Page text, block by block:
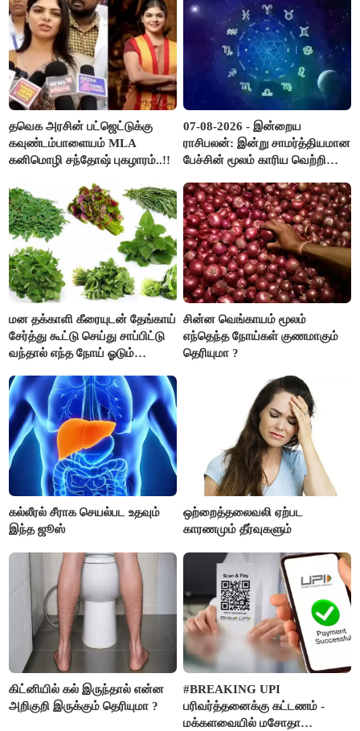
தவெக அரசின் பட்ஜெட்டுக்கு
கவுண்டம்பாளையம் MLA
கனிமொழி சந்தோஷ் புகழாரம்..!!
07-08-2026 - இன்றைய
ராசிபலன்: இன்று சாமர்த்தியமான
பேச்சின் மூலம் காரிய வெற்றி
பொறுப்புகளை ஒப்படைப்பதில்
கவனம் தேவை..!
மன தக்காளி கீரையுடன் தேங்காய்
சேர்த்து கூட்டு செய்து சாப்பிட்டு
வந்தால் எந்த நோய் ஓடும்
சின்ன வெங்காயம் மூலம்
எந்தெந்த நோய்கள் குணமாகும்
தெரியுமா ?
கல்லீரல் சீராக செயல்பட உதவும்
இந்த ஜூஸ்
ஒற்றைத்தலைவலி ஏற்பட
காரணமும் தீர்வுகளும்
கிட்னியில் கல் இருந்தால் என்ன
அறிகுறி இருக்கும் தெரியுமா ?
#BREAKING UPI
பரிவர்த்தனைக்கு கட்டணம் -
மக்களவையில் மசோதா